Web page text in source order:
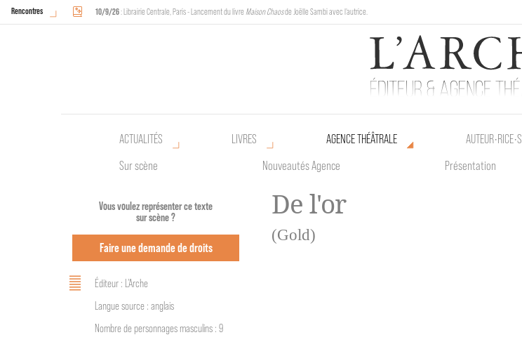
Rencontres 10/9/26: Librairie Centrale, Paris - Lancement du livre Maison Chaosde Joëlle Sambi avec l'autrice.
: Halles de Schaerbeek, Bruxelles - L'Arche sera présente au Poetik Bazar tout le weekend !
ACTUALITÉS LIVRES
AGENCE THÉÂTRALE
Sur scène
Nouveautés Agence Présentation
AUTEUR•RICE•S
Vous voulez représenter ce texte
sur scène ?
Faire une demande de droits
Éditeur : L'Arche
Langue source : anglais
Nombre de personnages masculins : 9
De l'or
(Gold)